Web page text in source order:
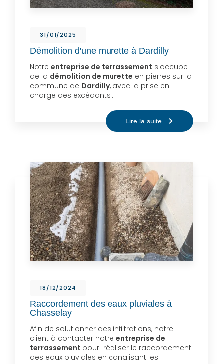
31/01/2025
Démolition d'une murette à Dardilly
Notre entreprise de terrassement s'occupe
de la démolition de murette en pierres sur la
commune de Dardilly, avec la prise en
charge des excédants…
Lire la suite
18/12/2024
Raccordement des eaux pluviales à
Chasselay
Afin de solutionner des infiltrations, notre
client à contacter notre entreprise de
terrassement pour réaliser le raccordement
des eaux pluviales en canalisant les